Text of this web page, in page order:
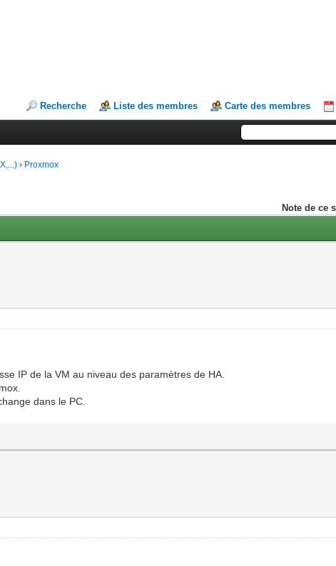
Recherche Liste des membres Carte des membres
› Proxmox
Note de ce
IP de la VM au niveau des paramètres de HA.
dans le PC.